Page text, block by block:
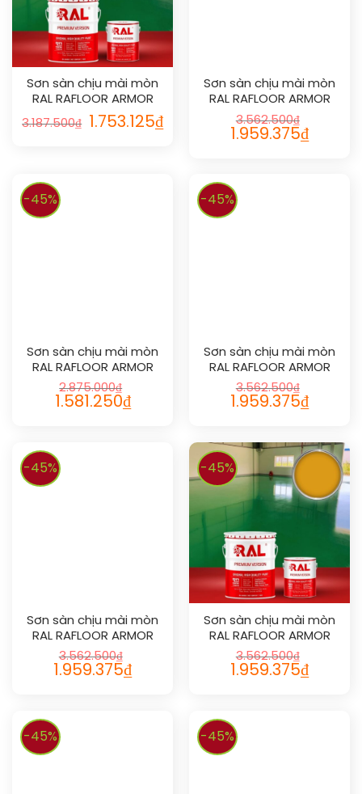
Sơn sàn chịu mài mòn
RAL RAFLOOR ARMOR
1032
3.187.500₫ 1.753.125₫
Sơn sàn chịu mài mòn
RAL RAFLOOR ARMOR
1033
3.562.500₫
1.959.375₫
-45%
Sơn sàn chịu mài mòn
RAL RAFLOOR ARMOR
1034
2.875.000₫
1.581.250₫
-45%
Sơn sàn chịu mài mòn
RAL RAFLOOR ARMOR
1035
3.562.500₫
1.959.375₫
-45%
Sơn sàn chịu mài mòn
RAL RAFLOOR ARMOR
1036
3.562.500₫
1.959.375₫
-45%
Sơn sàn chịu mài mòn
RAL RAFLOOR ARMOR
1037
3.562.500₫
1.959.375₫
-45% -45%